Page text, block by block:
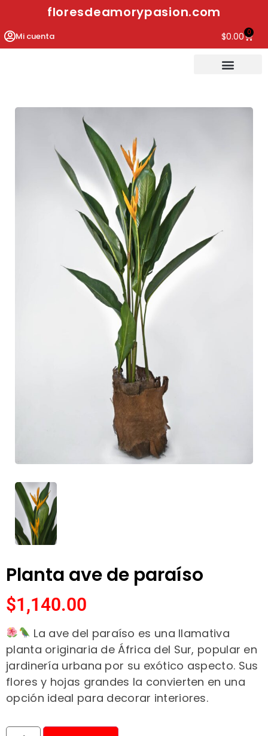
floresdeamorypasion.com
Mi cuenta $0.00 0
Planta ave de paraíso
$1,140.00
La ave del paraíso es una llamativa
planta originaria de África del Sur, popular en
jardinería urbana por su exótico aspecto. Sus
flores y hojas grandes la convierten en una
opción ideal para decorar interiores.